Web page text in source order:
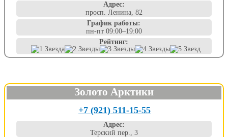
Адрес:
просп. Ленина, 82
График работы:
пн-пт 09:00–19:00
Рейтинг:
Золото Арктики
+7 (921) 511-15-55
Адрес:
Терский пер., 3